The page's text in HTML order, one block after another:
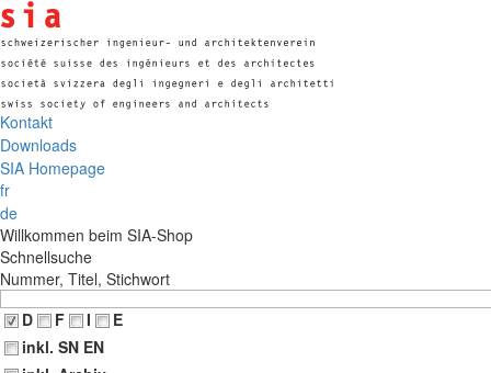
Kontakt
Downloads
SIA Homepage
fr
de
Willkommen beim SIA-Shop
Schnellsuche
Nummer, Titel, Stichwort
D
F I
E
inkl. SN EN